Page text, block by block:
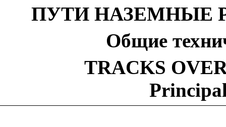
ПУТИ НАЗЕМНЫЕ
Общие
TRACKS